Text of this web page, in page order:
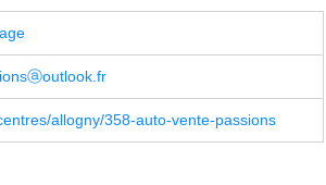
allogny/358-auto-vente-passions